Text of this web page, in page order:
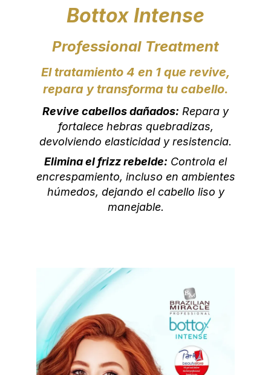
Bottox Intense
Professional Treatment
El tratamiento 4 en 1 que revive,
repara y transforma tu cabello.
Revive cabellos dañados: Repara y
fortalece hebras quebradizas,
devolviendo elasticidad y resistencia.
Elimina el frizz rebelde: Controla el
encrespamiento, incluso en ambientes
húmedos, dejando el cabello liso y
manejable.